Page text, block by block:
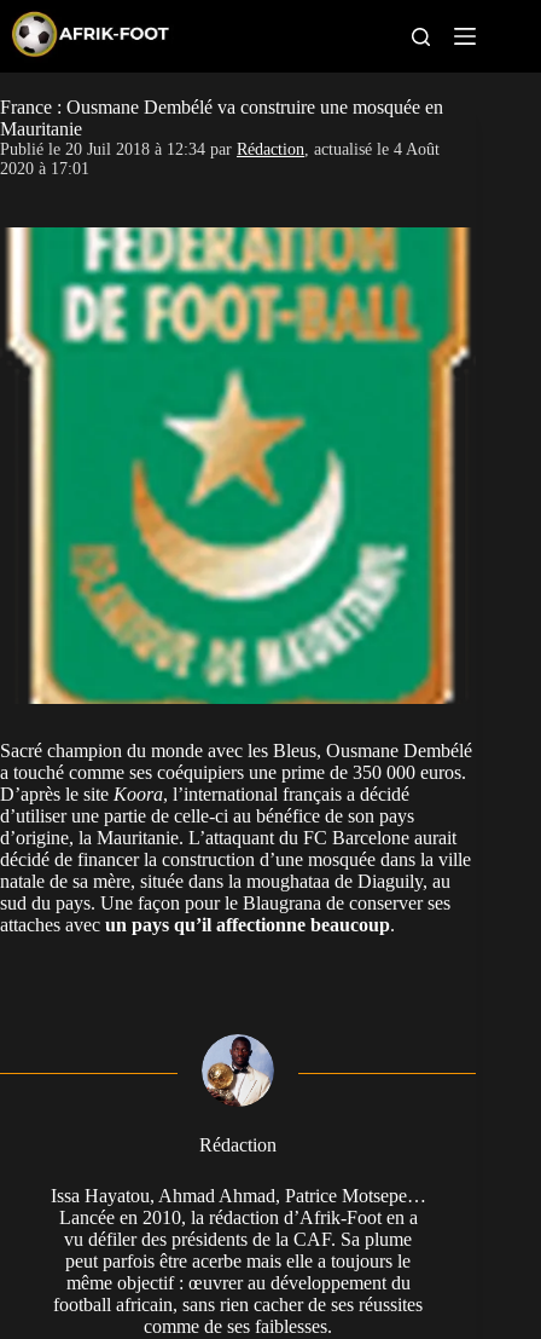
p
t
o
c
o
e
CAN féminine
Pays
Clubs
Classement
Paris sportifs
France : Ousmane Dembélé va construire une mosquée en
Mauritanie
Publié le 20 Juil 2018 à 12:34 par Rédaction, actualisé le 4 Août
2020 à 17:01
Sacré champion du monde avec les Bleus, Ousmane Dembélé
a touché comme ses coéquipiers une prime de 350 000 euros.
D’après le site Koora, l’international français a décidé
d’utiliser une partie de celle-ci au bénéfice de son pays
d’origine, la Mauritanie. L’attaquant du FC Barcelone aurait
décidé de financer la construction d’une mosquée dans la ville
natale de sa mère, située dans la moughataa de Diaguily, au
sud du pays. Une façon pour le Blaugrana de conserver ses
attaches avec un pays qu’il affectionne beaucoup.
Rédaction
Issa Hayatou, Ahmad Ahmad, Patrice Motsepe…
Lancée en 2010, la rédaction d’Afrik-Foot en a
vu défiler des présidents de la CAF. Sa plume
peut parfois être acerbe mais elle a toujours le
même objectif : œuvrer au développement du
football africain, sans rien cacher de ses réussites
comme de ses faiblesses.